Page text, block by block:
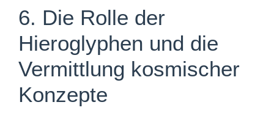
6. Die Rolle der
Hieroglyphen und die
Vermittlung kosmischer
Konzepte